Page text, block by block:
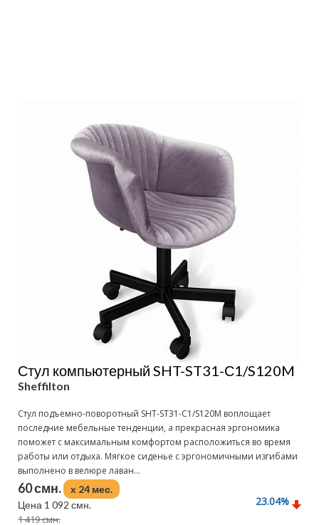
Стул компьютерный SHT-ST31-С1/S120M
Sheffilton
Стул подъемно-поворотный SHT-ST31-С1/S120M воплощает
последние мебельные тенденции, а прекрасная эргономика
поможет с максимальным комфортом расположиться во время
работы или отдыха. Мягкое сиденье с эргономичными изгибами
выполнено в велюре лаван...
60 смн.
x 24 мес.
Цена 1 092 смн.
1 419 смн.
23.04%